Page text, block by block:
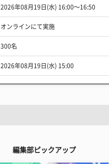
2026年08月19日(水) 16:00〜16:50
オンラインにて実施
300名
2026年08月19日(水) 15:00
編集部ピックアップ